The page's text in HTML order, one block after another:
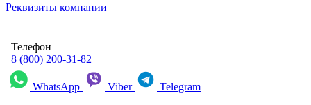
Реквизиты компании
Телефон
8 (800) 200-31-82
WhatsApp Viber Telegram